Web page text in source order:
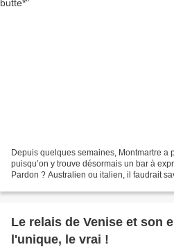
Depuis quelques semaines, Montmartre a
puisqu’on y trouve désormais un bar à
Pardon ? Australien ou italien, il faudrait
Le relais de Venise et son
l'unique, le vrai !